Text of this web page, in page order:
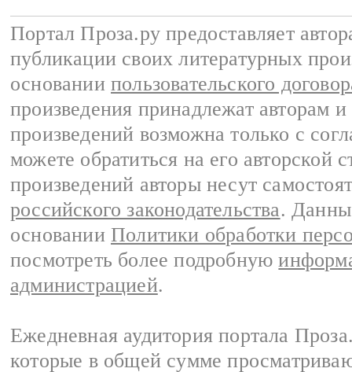
Портал Проза.ру предоставляет
публикации своих литературных
основании пользовательского
произведения принадлежат авторам
произведений возможна только с
можете обратиться на его авторской
произведений авторы несут
российского законодательства.
основании Политики обработки
посмотреть более подробную
администрацией.
Ежедневная аудитория портала
которые в общей сумме